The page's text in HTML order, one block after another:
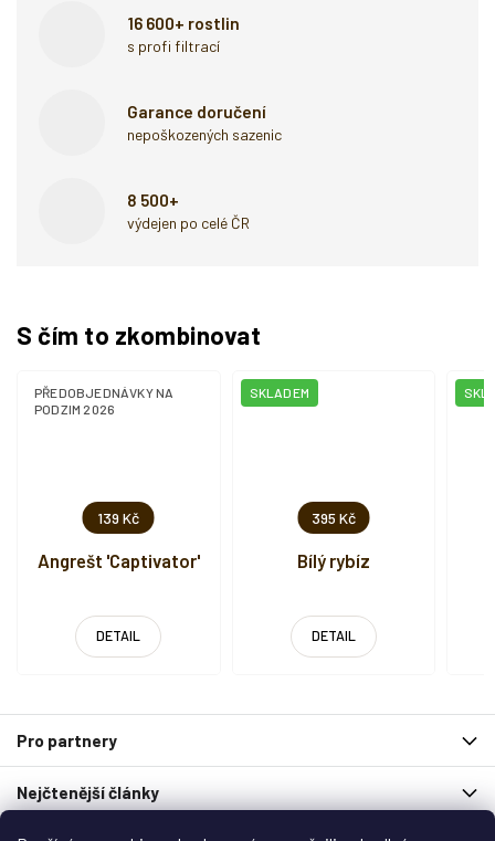
16 600+ rostlin
s profi filtrací
Garance doručení
nepoškozených sazenic
8 500+
výdejen po celé ČR
S čím to zkombinovat
139 Kč
Angrešt 'Captivator'
PŘEDOBJEDNÁVKY NA
PODZIM 2026
DETAIL
395 Kč
Bílý rybíz
SKLADEM
DETAIL
p
t
Pro partnery
Nejčtenější články